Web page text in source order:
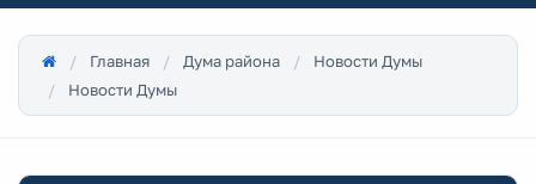
Главная Дума района
Новости Думы
Новости Думы